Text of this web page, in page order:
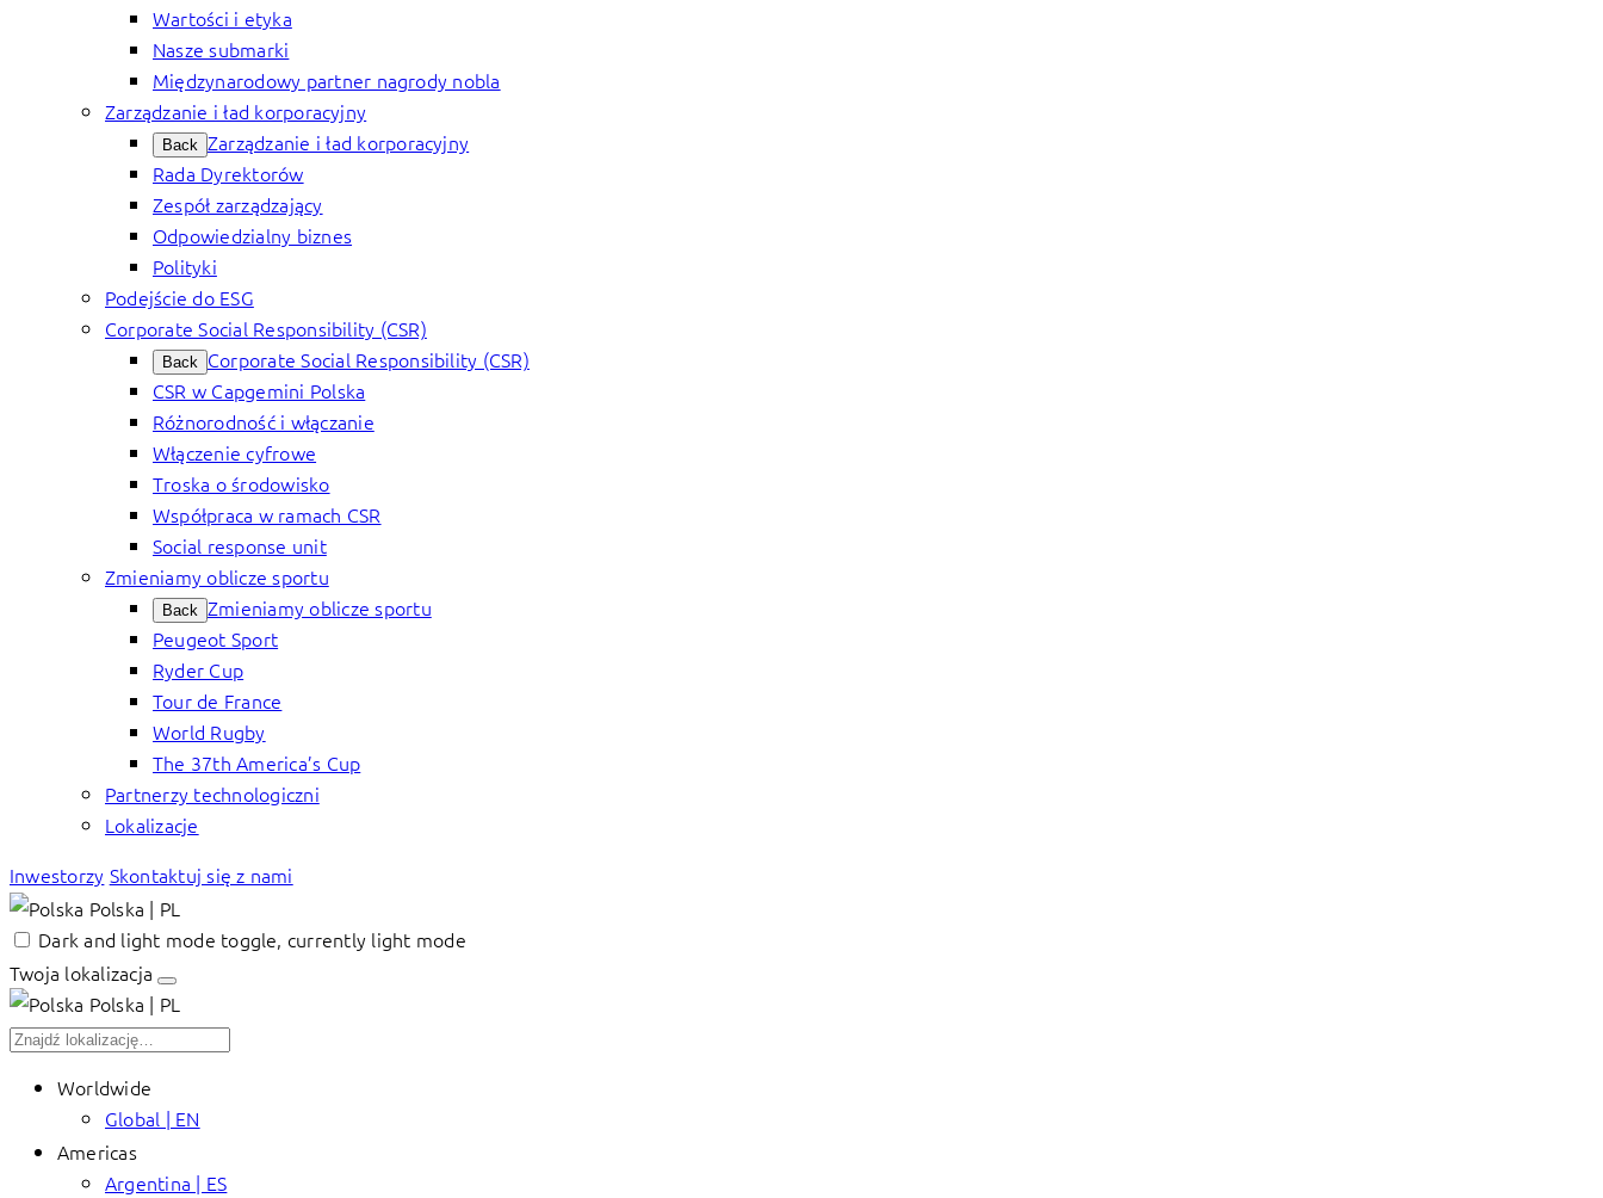
Wartości i etyka
Nasze submarki
Międzynarodowy partner nagrody nobla
Zarządzanie i ład korporacyjny
Back Zarządzanie i ład korporacyjny
Rada Dyrektorów
Zespół zarządzający
Odpowiedzialny biznes
Polityki
Podejście do ESG
Corporate Social Responsibility (CSR)
Back Corporate Social Responsibility (CSR)
CSR w Capgemini Polska
Różnorodność i włączanie
Włączenie cyfrowe
Troska o środowisko
Współpraca w ramach CSR
Social response unit
Zmieniamy oblicze sportu
Back Zmieniamy oblicze sportu
Peugeot Sport
Ryder Cup
Tour de France
World Rugby
The 37th America’s Cup
Partnerzy technologiczni
Lokalizacje
Inwestorzy Skontaktuj się z nami
Polska | PL
Dark and light mode toggle, currently light mode
Twoja lokalizacja
Polska | PL
Worldwide
Global | EN
Americas
Argentina | ES